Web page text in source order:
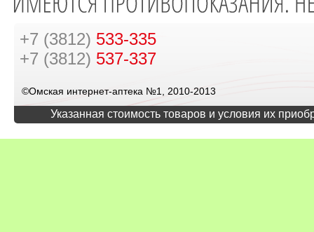
+7 (3812) 533-335
+7 (3812) 537-337
©Омская интернет-аптека №1, 2010-2013
Указанная стоимость товаров и условия их